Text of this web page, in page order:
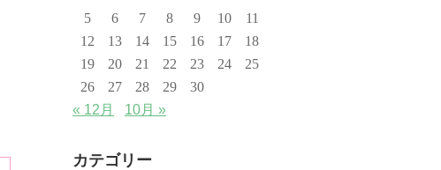
5
6 7 8 9 10
11
12
13 14 15 16 17
18
19
20 21 22 23 24
25
26
27 28 29
30
« 12月
10月 »
カテゴリー